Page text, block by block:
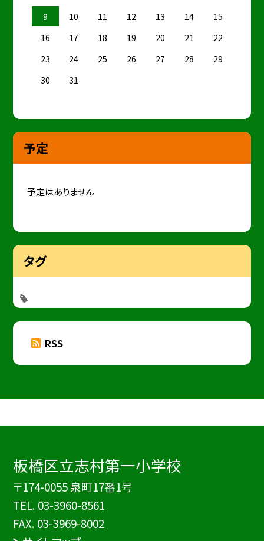
9
10 11 12 13 14
15
16
17 18 19 20 21
22
23
24 25 26 27 28
29
30
31
予定
予定はありません
タグ
RSS
板橋区立志村第一小学校
〒174-0055 泉町17番1号
TEL. 03-3960-8561
FAX. 03-3969-8002